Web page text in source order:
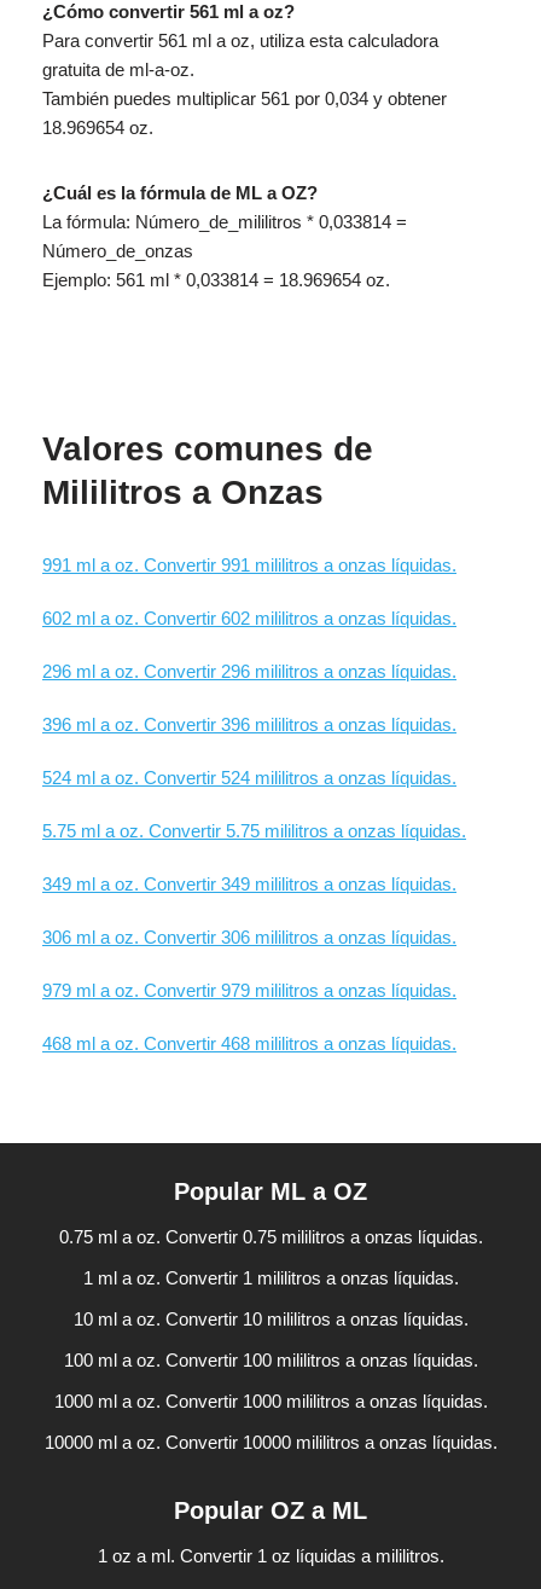
¿Cómo convertir 561 ml a oz?
Para convertir 561 ml a oz, utiliza esta calculadora
gratuita de ml-a-oz.
También puedes multiplicar 561 por 0,034 y obtener
18.969654 oz.
¿Cuál es la fórmula de ML a OZ?
La fórmula: Número_de_mililitros * 0,033814 =
Número_de_onzas
Ejemplo: 561 ml * 0,033814 = 18.969654 oz.
Valores comunes de
Mililitros a Onzas
991 ml a oz. Convertir 991 mililitros a onzas líquidas.
602 ml a oz. Convertir 602 mililitros a onzas líquidas.
296 ml a oz. Convertir 296 mililitros a onzas líquidas.
396 ml a oz. Convertir 396 mililitros a onzas líquidas.
524 ml a oz. Convertir 524 mililitros a onzas líquidas.
5.75 ml a oz. Convertir 5.75 mililitros a onzas líquidas.
349 ml a oz. Convertir 349 mililitros a onzas líquidas.
306 ml a oz. Convertir 306 mililitros a onzas líquidas.
979 ml a oz. Convertir 979 mililitros a onzas líquidas.
468 ml a oz. Convertir 468 mililitros a onzas líquidas.
Popular ML a OZ
0.75 ml a oz. Convertir 0.75 mililitros a onzas líquidas.
1 ml a oz. Convertir 1 mililitros a onzas líquidas.
10 ml a oz. Convertir 10 mililitros a onzas líquidas.
100 ml a oz. Convertir 100 mililitros a onzas líquidas.
1000 ml a oz. Convertir 1000 mililitros a onzas líquidas.
10000 ml a oz. Convertir 10000 mililitros a onzas líquidas.
Popular OZ a ML
1 oz a ml. Convertir 1 oz líquidas a mililitros.